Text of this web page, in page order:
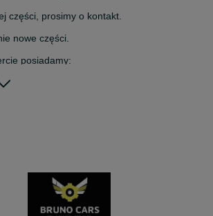
części, prosimy o kontakt.
nowe części.
posiadamy:
wewnętrzne błotników tylnych
drzwi przód i tył
lewa i prawa strona
ramy